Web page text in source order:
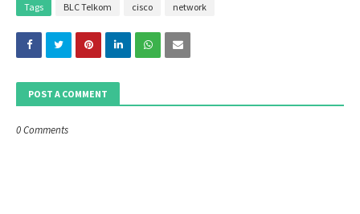
Tags BLC Telkom cisco network
POST A COMMENT
0 Comments